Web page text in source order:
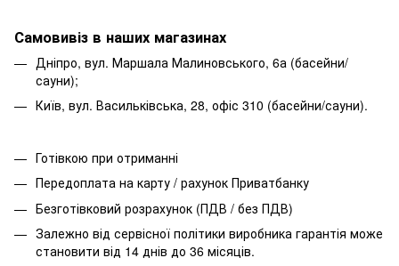
Самовивіз в наших магазинах
Дніпро, вул. Маршала Малиновського, 6а (басейни/
сауни);
Київ, вул. Васильківська, 28, офіс 310 (басейни/сауни).
Готівкою при отриманні
Передоплата на карту / рахунок Приватбанку
Безготівковий розрахунок (ПДВ / без ПДВ)
Залежно від сервісної політики виробника гарантія може
становити від 14 днів до 36 місяців.